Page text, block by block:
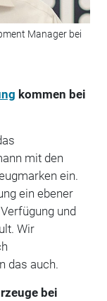
Manager bei
kommen bei
mit den
ein.
ein ebener
und
Wir
das auch.
bei